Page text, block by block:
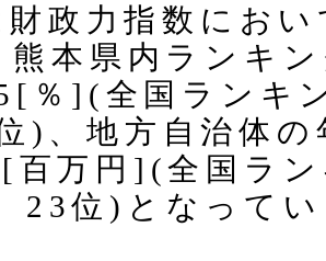
財政力指数にお
本県内ランキ
％](全国ランキ
)、地方自治体
百万円](全国ラ
23位)となって